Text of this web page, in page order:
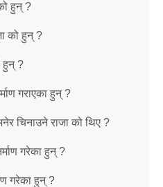
हुन् ?
को हुन् ?
हुन् ?
गराएका हुन् ?
चिनाउने राजा को थिए ?
गरेका हुन् ?
गरेका हुन् ?